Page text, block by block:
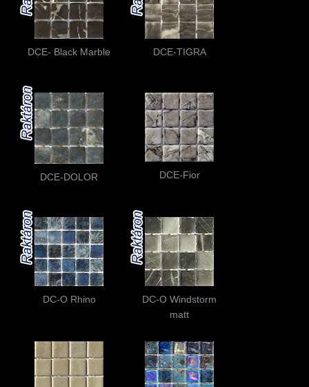
DCE- Black Marble DCE-TIGRA
DCE-DOLOR DCE-Fior
DC-O Rhino
DC-O Windstorm
matt